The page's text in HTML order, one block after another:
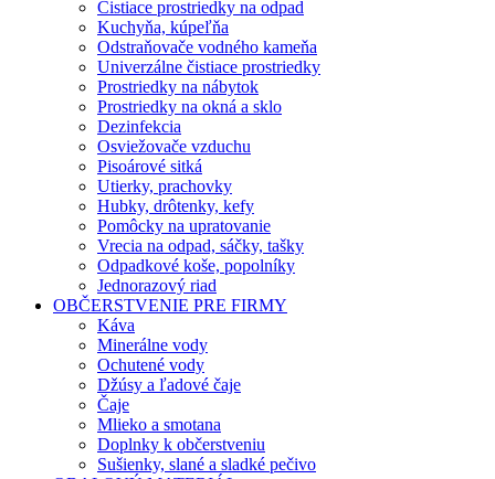
Čistiace prostriedky na odpad
Kuchyňa, kúpeľňa
Odstraňovače vodného kameňa
Univerzálne čistiace prostriedky
Prostriedky na nábytok
Prostriedky na okná a sklo
Dezinfekcia
Osviežovače vzduchu
Pisoárové sitká
Utierky, prachovky
Hubky, drôtenky, kefy
Pomôcky na upratovanie
Vrecia na odpad, sáčky, tašky
Odpadkové koše, popolníky
Jednorazový riad
OBČERSTVENIE PRE FIRMY
Káva
Minerálne vody
Ochutené vody
Džúsy a ľadové čaje
Čaje
Mlieko a smotana
Doplnky k občerstveniu
Sušienky, slané a sladké pečivo